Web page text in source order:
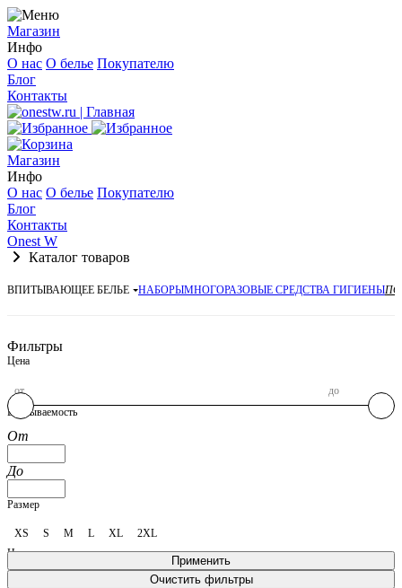
Магазин
Инфо
О нас О белье Покупателю
Блог
Контакты
Магазин
Инфо
О нас О белье Покупателю
Блог
Контакты
Onest W
Каталог товаров
ВПИТЫВАЮЩЕЕ БЕЛЬЕ НАБОРЫМНОГОРАЗОВЫЕ СРЕДСТВА ГИГИЕНЫ
Фильтры
Цена
от
до
Впитываемость
От
До
Размер
XS S M L XL
2XL
Цвет
Черный